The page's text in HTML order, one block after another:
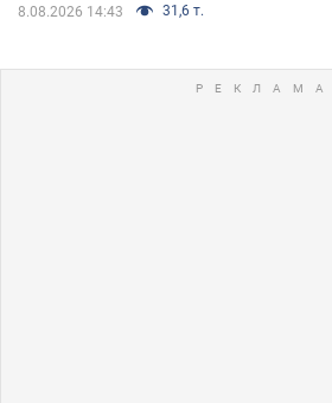
8.08.2026 14:43 31,6 т.